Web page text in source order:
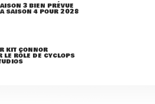
3 BIEN PRÉVUE
SAISON 4 POUR 2028
KIT CONNOR
LE RÔLE DE CYCLOPS